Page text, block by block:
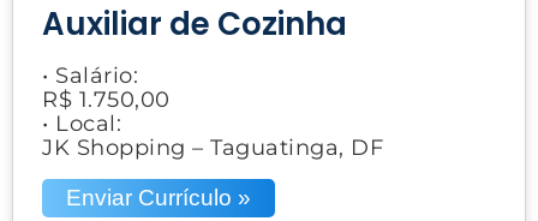
Auxiliar de Cozinha
• Salário:
R$ 1.750,00
• Local:
JK Shopping – Taguatinga, DF
Enviar Currículo »